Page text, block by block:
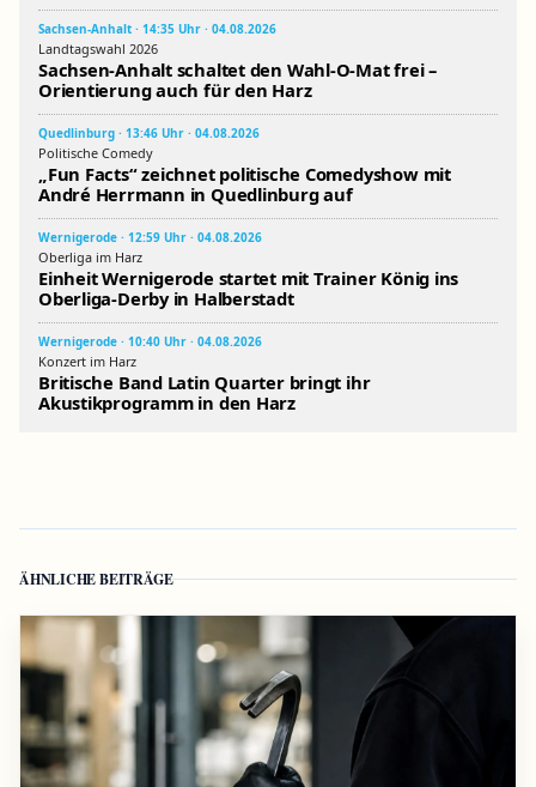
Sachsen-Anhalt · 14:35 Uhr · 04.08.2026
Landtagswahl 2026
Sachsen-Anhalt schaltet den Wahl-O-Mat frei –
Orientierung auch für den Harz
Quedlinburg · 13:46 Uhr · 04.08.2026
Politische Comedy
„Fun Facts“ zeichnet politische Comedyshow mit
André Herrmann in Quedlinburg auf
Wernigerode · 12:59 Uhr · 04.08.2026
Oberliga im Harz
Einheit Wernigerode startet mit Trainer König ins
Oberliga-Derby in Halberstadt
Wernigerode · 10:40 Uhr · 04.08.2026
Konzert im Harz
Britische Band Latin Quarter bringt ihr
Akustikprogramm in den Harz
ÄHNLICHE BEITRÄGE